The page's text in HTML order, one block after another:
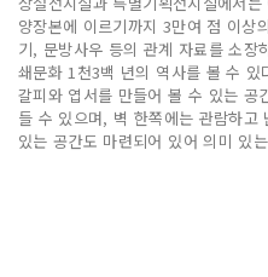
양장본에 이르기까지 3만여 점 이상
기, 문방사우 등의 관계 자료를 소장
쇄문화 1천3백 년의 역사를 볼 수 있
갈피와 엽서를 만들어 볼 수 있는 공
들 수 있으며, 벽 한쪽에는 관람하고
있는 공간도 마련되어 있어 의미 있